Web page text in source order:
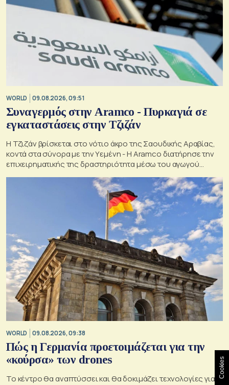
WORLD 09.08.2026, 09:51
Συναγερμός στην Aramco - Πυρκαγιά σε
εγκαταστάσεις στην Τζιζάν
Η Τζιζάν βρίσκεται στο νότιο άκρο της Σαουδικής Αραβίας,
κοντά στα σύνορα με την Υεμένη - Η Aramco διατήρησε την
επιχειρηματικής της δραστηριότητα μέσω του αγωγού
WORLD 09.08.2026, 09:38
Πώς η Γερμανία προετοιμάζεται για την
«κούρσα» των drones
Το κέντρο θα αναπτύσσει και θα δοκιμάζει τεχνολογίες για Cookies